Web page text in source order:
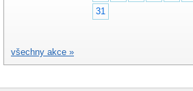
31
všechny akce »